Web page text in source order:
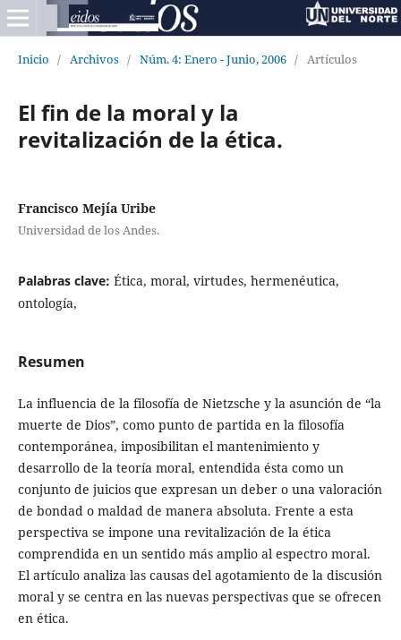
Inicio / Archivos / Núm. 4: Enero - Junio, 2006 / Artículos
El fin de la moral y la
revitalización de la ética.
Francisco Mejía Uribe
Universidad de los Andes.
Palabras clave: Ética, moral, virtudes, hermenéutica,
ontología,
Resumen
La influencia de la filosofía de Nietzsche y la asunción de “la
muerte de Dios”, como punto de partida en la filosofía
contemporánea, imposibilitan el mantenimiento y
desarrollo de la teoría moral, entendida ésta como un
conjunto de juicios que expresan un deber o una valoración
de bondad o maldad de manera absoluta. Frente a esta
perspectiva se impone una revitalización de la ética
comprendida en un sentido más amplio al espectro moral.
El artículo analiza las causas del agotamiento de la discusión
moral y se centra en las nuevas perspectivas que se ofrecen
en ética.